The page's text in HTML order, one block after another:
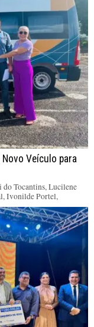
Veículo para
Tocantins, Lucilene
Ivonilde Portel,